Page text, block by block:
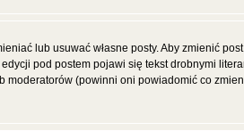
lub usuwać własne posty. Aby zmienić
pod postem pojawi się tekst drobnymi
moderatorów (powinni oni powiadomić co